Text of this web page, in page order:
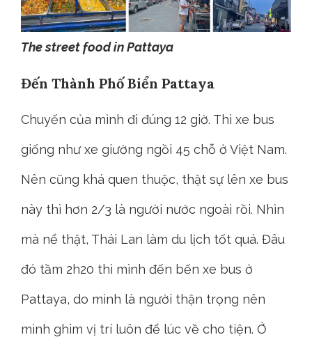
The street food in Pattaya
Đến Thành Phố Biển Pattaya
Chuyến của mình đi đúng 12 giờ. Thì xe bus
giống như xe giường ngồi 45 chỗ ở Việt Nam.
Nên cũng khá quen thuộc, thật sự lên xe bus
này thì hơn 2/3 là người nước ngoài rồi. Nhìn
mà nể thật, Thái Lan làm du lịch tốt quá. Đâu
đó tầm 2h20 thì mình đến bến xe bus ở
Pattaya, do mình là người thận trọng nên
mình ghim vị trí luôn để lúc về cho tiện. Ở